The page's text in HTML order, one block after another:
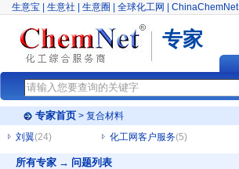
生意宝 生意社 生意圈 全球化工网 ChinaChemNet
专家
专家首页 > 复合材料
刘翼(24) 化工网客户服务(5)
所有专家 → 问题列表